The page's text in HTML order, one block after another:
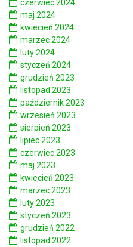
czerwiec 2024
maj 2024
kwiecień 2024
marzec 2024
luty 2024
styczeń 2024
grudzień 2023
listopad 2023
październik 2023
wrzesień 2023
sierpień 2023
lipiec 2023
czerwiec 2023
maj 2023
kwiecień 2023
marzec 2023
luty 2023
styczeń 2023
grudzień 2022
listopad 2022